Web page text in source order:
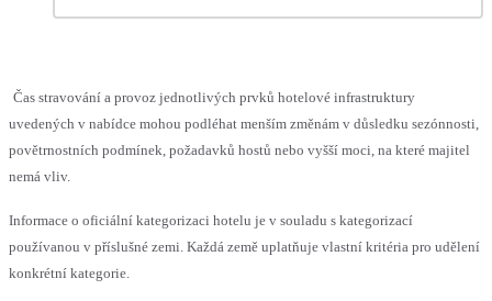
Čas stravování a provoz jednotlivých prvků hotelové infrastruktury
uvedených v nabídce mohou podléhat menším změnám v důsledku sezónnosti,
povětrnostních podmínek, požadavků hostů nebo vyšší moci, na které majitel
nemá vliv.
Informace o oficiální kategorizaci hotelu je v souladu s kategorizací
používanou v příslušné zemi. Každá země uplatňuje vlastní kritéria pro udělení
konkrétní kategorie.